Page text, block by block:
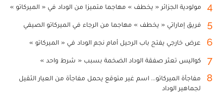
4 مولودية الجزائر « يخطف » مهاجما متميزا من الوداد في « الميركاتو »
5 فريق إماراتي « يخطف » مهاجما من الرجاء في الميركاتو الصيفي
6 عرض خارجي يفتح باب الرحيل أمام نجم الوداد في « الميركاتو »
7 كواليس تعثر صفقة الوداد الضخمة بسبب « شرط واحد »
8
مفاجأة الميركاتو... اسم غير متوقع يحمل مفاجأة من العيار الثقيل
لجماهير الوداد